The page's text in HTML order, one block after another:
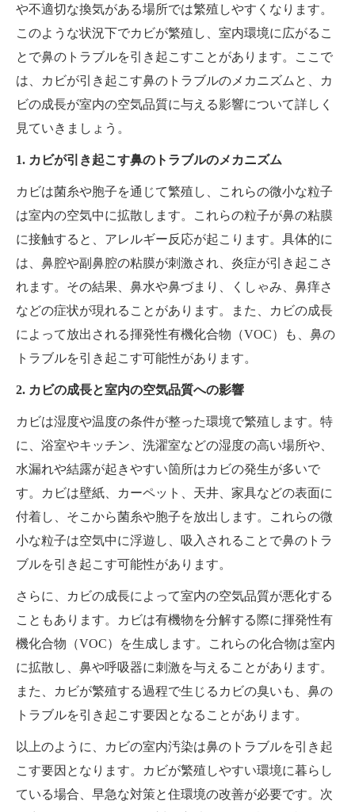
や不適切な換気がある場所では繁殖しやすくなります。
このような状況下でカビが繁殖し、室内環境に広がるこ
とで鼻のトラブルを引き起こすことがあります。ここで
は、カビが引き起こす鼻のトラブルのメカニズムと、カ
ビの成長が室内の空気品質に与える影響について詳しく
見ていきましょう。
1. カビが引き起こす鼻のトラブルのメカニズム
カビは菌糸や胞子を通じて繁殖し、これらの微小な粒子
は室内の空気中に拡散します。これらの粒子が鼻の粘膜
に接触すると、アレルギー反応が起こります。具体的に
は、鼻腔や副鼻腔の粘膜が刺激され、炎症が引き起こさ
れます。その結果、鼻水や鼻づまり、くしゃみ、鼻痒さ
などの症状が現れることがあります。また、カビの成長
によって放出される揮発性有機化合物（VOC）も、鼻の
トラブルを引き起こす可能性があります。
2. カビの成長と室内の空気品質への影響
カビは湿度や温度の条件が整った環境で繁殖します。特
に、浴室やキッチン、洗濯室などの湿度の高い場所や、
水漏れや結露が起きやすい箇所はカビの発生が多いで
す。カビは壁紙、カーペット、天井、家具などの表面に
付着し、そこから菌糸や胞子を放出します。これらの微
小な粒子は空気中に浮遊し、吸入されることで鼻のトラ
ブルを引き起こす可能性があります。
さらに、カビの成長によって室内の空気品質が悪化する
こともあります。カビは有機物を分解する際に揮発性有
機化合物（VOC）を生成します。これらの化合物は室内
に拡散し、鼻や呼吸器に刺激を与えることがあります。
また、カビが繁殖する過程で生じるカビの臭いも、鼻の
トラブルを引き起こす要因となることがあります。
以上のように、カビの室内汚染は鼻のトラブルを引き起
こす要因となります。カビが繁殖しやすい環境に暮らし
ている場合、早急な対策と住環境の改善が必要です。次